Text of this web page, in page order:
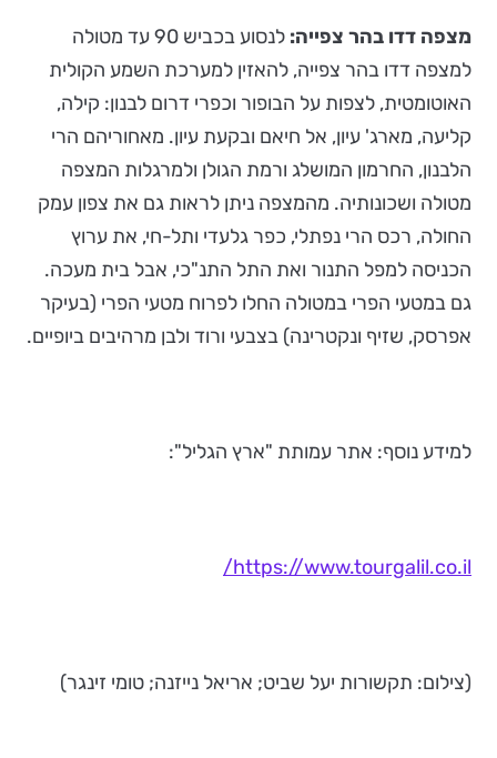
מצפה דדו בהר צפייה:
לנסוע בכביש 90 עד מטולה
למצפה דדו בהר צפייה, להאזין למערכת השמע הקולית
האוטומטית, לצפות על הבופור וכפרי דרום לבנון: קילה,
קליעה, מארג' עיון, אל חיאם ובקעת עיון. מאחוריהם הרי
הלבנון, החרמון המושלג ורמת הגולן ולמרגלות המצפה
מטולה ושכונותיה. מהמצפה ניתן לראות גם את צפון עמק
החולה, רכס הרי נפתלי, כפר גלעדי ותל-חי, את ערוץ
הכניסה למפל התנור ואת התל התנ"כי, אבל בית מעכה.
גם במטעי הפרי במטולה החלו לפרוח מטעי הפרי (בעיקר
אפרסק, שזיף ונקטרינה) בצבעי ורוד ולבן מרהיבים ביופיים.
למידע נוסף: אתר עמותת "ארץ הגליל":
https://www.tourgalil.co.il/
(צילום: תקשורות יעל שביט; אריאל נייזנה; טומי זינגר)